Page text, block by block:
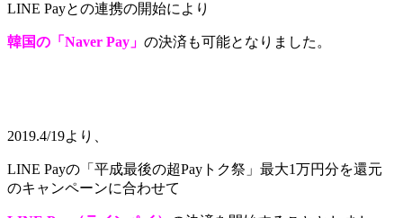
LINE Payとの連携の開始により
韓国の「Naver Pay」 の決済も可能となりました。
2019.4/19より、
LINE Payの「平成最後の超Payトク祭」最大1万円分を還元
のキャンペーンに合わせて